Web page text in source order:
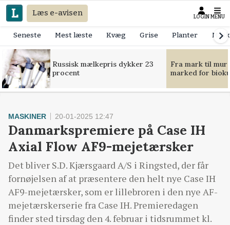
Læs e-avisen LOGIN MENU
Seneste Mest læste Kvæg Grise Planter
Russisk mælkepris dykker 23
procent
Fra mark til
marked for
MASKINER 20-01-2025 12:47
Danmarkspremiere på Case IH
Axial Flow AF9-mejetærsker
Det bliver S.D. Kjærsgaard A/S i Ringsted, der får
fornøjelsen af at præsentere den helt nye Case IH
AF9-mejetærsker, som er lillebroren i den nye AF-
mejetærskerserie fra Case IH. Premieredagen
finder sted tirsdag den 4. februar i tidsrummet kl.